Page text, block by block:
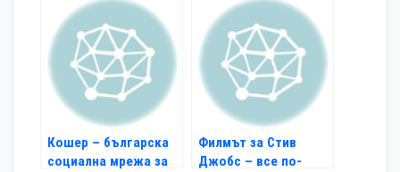
компании?
Кошер – българска
социална мрежа за
Филмът за Стив
Джобс – все по-